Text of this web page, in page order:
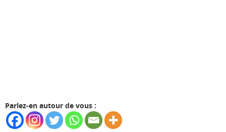
Parlez-en autour de vous :